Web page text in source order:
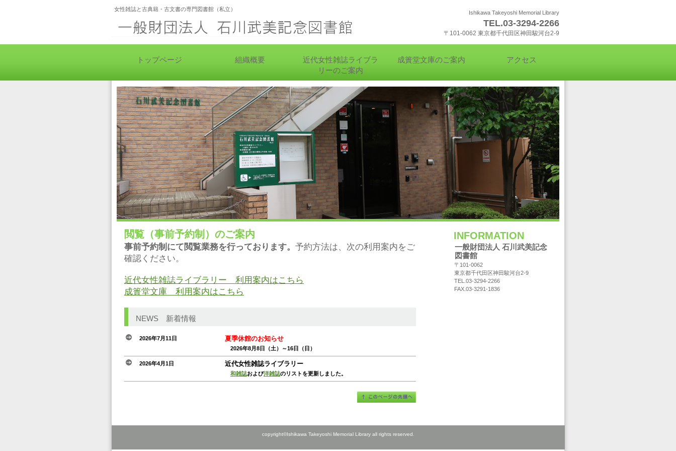
女性雑誌と古典籍・古文書の専門図書館（私立）
Ishikawa Takeyoshi Memorial Library
TEL.03-3294-2266
〒101-0062 東京都千代田区神田駿河台2-9
閲覧（事前予約制）のご案内
事前予約制にて閲覧業務を行っております。 予約方法は、次の利用案内をご
確認ください。
近代女性雑誌ライブラリー 利用案内はこちら
成簣堂文庫 利用案内はこちら
NEWS 新着情報
2026年7月11日 夏季休館のお知らせ
2026年8月8日（土）～16日（日）
2026年4月1日 近代女性雑誌ライブラリー
和雑誌および洋雑誌のリストを更新しました。
トップページ 組織概要
近代女性雑誌ライブラ
リーのご案内
成簣堂文庫のご案内 アクセス
INFORMATION
一般財団法人 石川武美記念
図書館
〒101-0062
東京都千代田区神田駿河台2-9
TEL.03-3294-2266
FAX.03-3291-1836
copyright©Ishikawa Takeyoshi Memorial Library all rights reserved.